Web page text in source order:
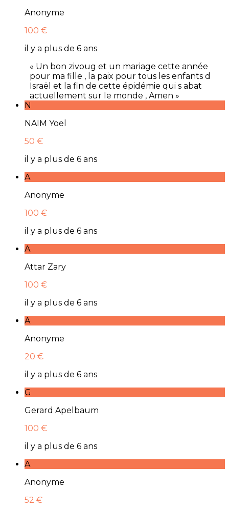
Anonyme
100 €
il y a plus de 6 ans
« Un bon zivoug et un mariage cette année
pour ma fille , la paix pour tous les enfants d
Israël et la fin de cette épidémie qui s abat
actuellement sur le monde , Amen »
N
NAIM Yoel
50 €
il y a plus de 6 ans
A
Anonyme
100 €
il y a plus de 6 ans
A
Attar Zary
100 €
il y a plus de 6 ans
A
Anonyme
20 €
il y a plus de 6 ans
G
Gerard Apelbaum
100 €
il y a plus de 6 ans
A
Anonyme
52 €